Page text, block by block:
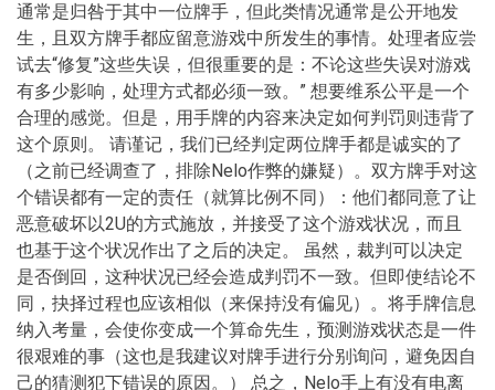
通常是归咎于其中一位牌手，但此类情况通常是公开地发
生，且双方牌手都应留意游戏中所发生的事情。处理者应尝
试去“修复”这些失误，但很重要的是：不论这些失误对游戏
有多少影响，处理方式都必须一致。” 想要维系公平是一个
合理的感觉。但是，用手牌的内容来决定如何判罚则违背了
这个原则。 请谨记，我们已经判定两位牌手都是诚实的了
（之前已经调查了，排除Nelo作弊的嫌疑）。双方牌手对这
个错误都有一定的责任（就算比例不同）：他们都同意了让
恶意破坏以2U的方式施放，并接受了这个游戏状况，而且
也基于这个状况作出了之后的决定。 虽然，裁判可以决定
是否倒回，这种状况已经会造成判罚不一致。但即使结论不
同，抉择过程也应该相似（来保持没有偏见）。将手牌信息
纳入考量，会使你变成一个算命先生，预测游戏状态是一件
很艰难的事（这也是我建议对牌手进行分别询问，避免因自
己的猜测犯下错误的原因。） 总之，Nelo手上有没有电离